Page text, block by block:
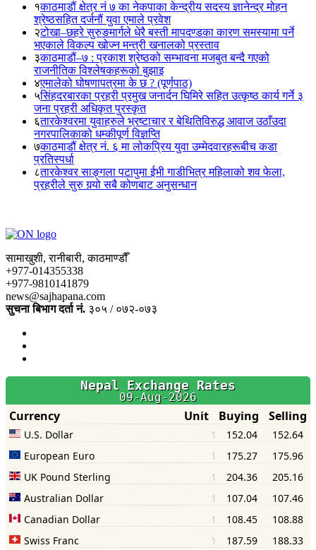
१काठमाडौं क्षेत्र नं ७ का नेकपाका केन्द्रीय सदस्य ज्ञानेन्द्र मोहन
श्रेष्ठसहित दर्जनौं युवा एमाले प्रवेश
२टोखा–छहरे सुरुङमार्गले धेरै बस्ती मापदण्डका कारण समस्यामा पर्ने
भएकाले विकल्प खोज्न मन्त्री खनालको प्रस्ताव
३काठमाडौं–७ : प्रकाश श्रेष्ठको सम्भावना मजबुत बन्दै गएको
राजनीतिक विश्लेषकहरूको बुझाइ
४एमालेको घोषणापत्रमा के छ ? (पूर्णपाठ)
५सिंहदरबारका प्रहरी प्रमुख जनार्दन घिमिरे सहित उत्कृष्ठ कार्य गर्ने ३
जना प्रहरी अधिकृत पुरस्कृत
६तारकेश्वरमा युवाहरुले भ्रष्टाचार र बेथितिविरुद्ध आवाज उठाँउदा
नगरपालिकाको धम्कीपूर्ण विज्ञप्ति
७काठमाडौं क्षेत्र नं. ६ मा लोकप्रिय युवा उम्मेदवारहरूबीच कडा
प्रतिस्पर्धा
८तारकेश्वर साङ्गला पटापुमा ईभी गाडीभित्र महिलाको शव फेला,
प्रहरीले सुरु गर्‍यो सबै कोणबाट अनुसन्धान
सामाखुशी, रानीबारी, काठमाण्डौँ
+977-014355338
+977-9810141879
news@sajhapana.com
सुचना बिभाग दर्ता नं. ३०५ / ०७२-०७३